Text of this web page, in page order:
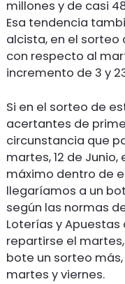
millones y de casi
Esa tendencia
alcista, en el sorteo
con respecto al
incremento de 3 y
Si en el sorteo de
acertantes de
circunstancia que
martes, 12 de
máximo dentro de
llegaríamos a un
según las normas
Loterías y Apuestas
repartirse el
bote un sorteo
martes y viernes.